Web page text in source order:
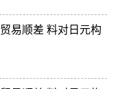
易顺差 料对日元构